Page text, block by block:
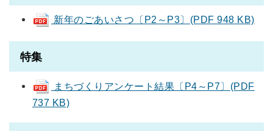
新年のごあいさつ〔P2～P3〕(PDF 948 KB)
特集
まちづくりアンケート結果〔P4～P7〕(PDF
737 KB)